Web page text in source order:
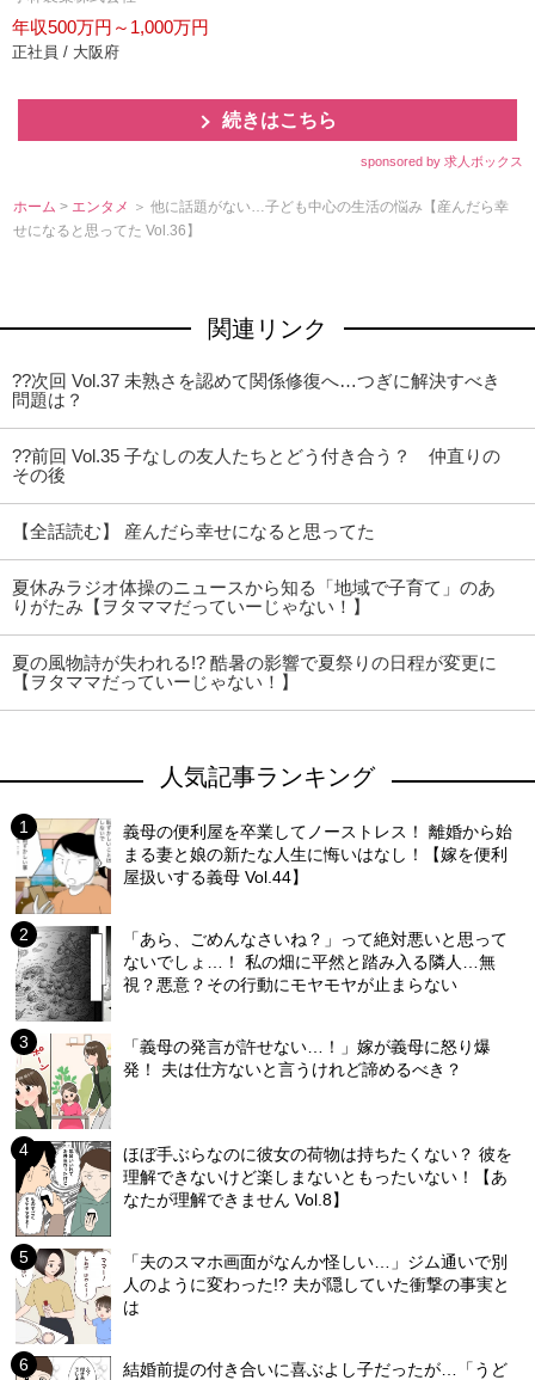
年収500万円～1,000万円
正社員 / 大阪府
続きはこちら
sponsored by 求人ボックス
ホーム > エンタメ ＞ 他に話題がない…子ども中心の生活の悩み【産んだら幸
せになると思ってた Vol.36】
関連リンク
??次回 Vol.37 未熟さを認めて関係修復へ…つぎに解決すべき
問題は？
??前回 Vol.35 子なしの友人たちとどう付き合う？ 仲直りの
その後
【全話読む】 産んだら幸せになると思ってた
夏休みラジオ体操のニュースから知る「地域で子育て」のあ
りがたみ【ヲタママだっていーじゃない！】
夏の風物詩が失われる!? 酷暑の影響で夏祭りの日程が変更に
【ヲタママだっていーじゃない！】
人気記事ランキング
義母の便利屋を卒業してノーストレス！ 離婚から始
まる妻と娘の新たな人生に悔いはなし！【嫁を便利
屋扱いする義母 Vol.44】
「あら、ごめんなさいね？」って絶対悪いと思って
ないでしょ…！ 私の畑に平然と踏み入る隣人…無
視？悪意？その行動にモヤモヤが止まらない
「義母の発言が許せない…！」嫁が義母に怒り爆
発！ 夫は仕方ないと言うけれど諦めるべき？
ほぼ手ぶらなのに彼女の荷物は持ちたくない？ 彼を
理解できないけど楽しまないともったいない！【あ
なたが理解できません Vol.8】
「夫のスマホ画面がなんか怪しい…」ジム通いで別
人のように変わった!? 夫が隠していた衝撃の事実と
は
結婚前提の付き合いに喜ぶよし子だったが…「うど